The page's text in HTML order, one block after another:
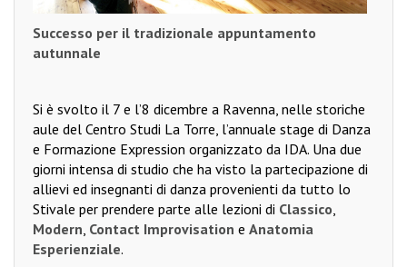
Successo per il tradizionale appuntamento
autunnale
Si è svolto il 7 e l’8 dicembre a Ravenna, nelle storiche
aule del Centro Studi La Torre, l’annuale stage di Danza
e Formazione Expression organizzato da IDA. Una due
giorni intensa di studio che ha visto la partecipazione di
allievi ed insegnanti di danza provenienti da tutto lo
Stivale per prendere parte alle lezioni di Classico
Modern Contact Improvisation e Anatomia
Esperienziale.